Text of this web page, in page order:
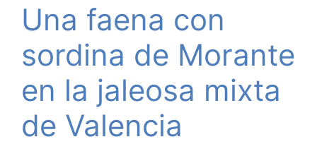
Una faena con
sordina de Morante
en la jaleosa mixta
de Valencia